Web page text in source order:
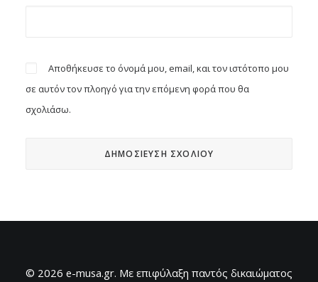
Αποθήκευσε το όνομά μου, email, και τον ιστότοπο μου
σε αυτόν τον πλοηγό για την επόμενη φορά που θα
σχολιάσω.
© 2026 e-musa.gr. Mε επιφύλαξη παντός δικαιώματος